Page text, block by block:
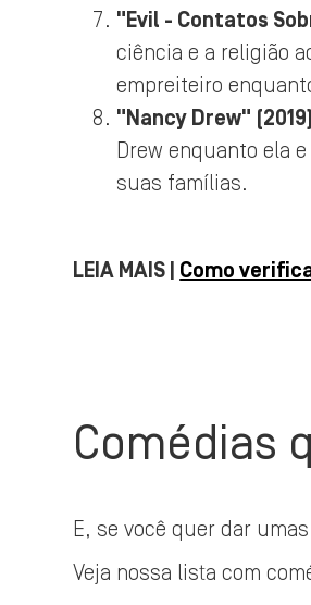
"Evil - Contatos
ciência e a religião
empreiteiro
"Nancy Drew"
Drew enquanto ela
suas famílias.
LEIA MAIS | Como
Comédias
E, se você quer dar
Veja nossa lista com